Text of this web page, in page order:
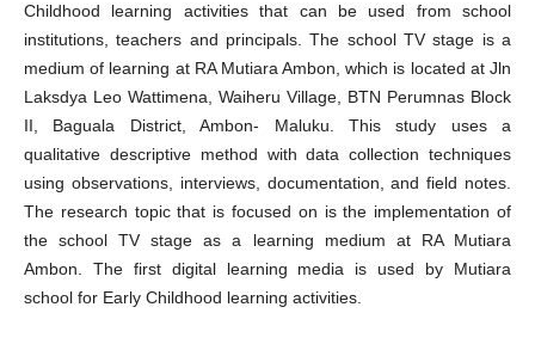
Childhood learning activities that can be used from school
institutions, teachers and principals. The school TV stage is a
medium of learning at RA Mutiara Ambon, which is located at Jln
Laksdya Leo Wattimena, Waiheru Village, BTN Perumnas Block
II, Baguala District, Ambon- Maluku. This study uses a
qualitative descriptive method with data collection techniques
using observations, interviews, documentation, and field notes.
The research topic that is focused on is the implementation of
the school TV stage as a learning medium at RA Mutiara
Ambon. The first digital learning media is used by Mutiara
school for Early Childhood learning activities.